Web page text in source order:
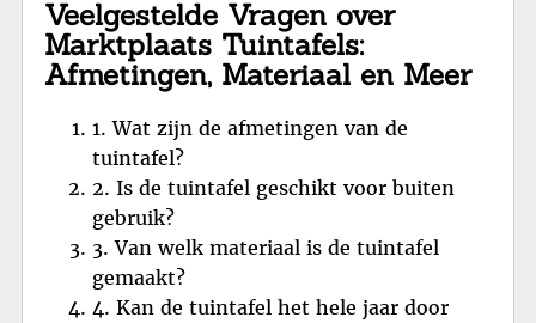
Veelgestelde Vragen over
Marktplaats Tuintafels:
Afmetingen, Materiaal en Meer
1. Wat zijn de afmetingen van de
tuintafel?
2. Is de tuintafel geschikt voor buiten
gebruik?
3. Van welk materiaal is de tuintafel
gemaakt?
4. Kan de tuintafel het hele jaar door